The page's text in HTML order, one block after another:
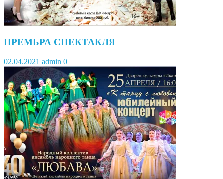
ПРЕМЬРА СПЕКТАКЛЯ
02.04.2021 admin 0